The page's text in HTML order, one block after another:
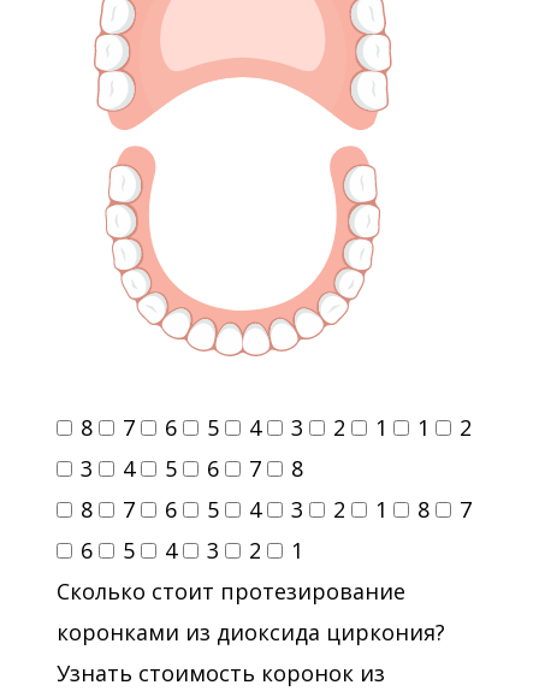
8 7 6 5 4 3 2 1 1
2
3
4 5 6 7
8
8
7 6 5 4 3 2 1 8
7
6
5 4 3 2
1
Сколько стоит протезирование
коронками из диоксида циркония?
Узнать стоимость коронок из